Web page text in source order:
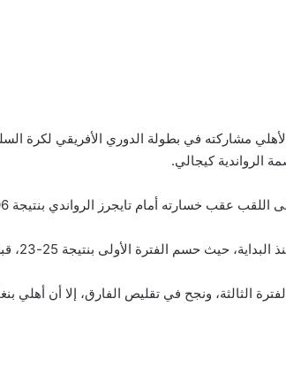
الرواندية كيجالي.
بنتيجة 106-97 في الدور نصف النهائي، ليخوض مواجهة البرونزية أمام أهلي بنغازي.
25-23، قبل أن يوسع الفارق مع نهاية الفترة الثانية التي انتهت بنتيجة 52-38.
الثالثة، ونجح في تقليص الفارق، إلا أن أهلي